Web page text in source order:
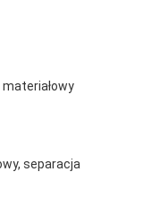
separacja